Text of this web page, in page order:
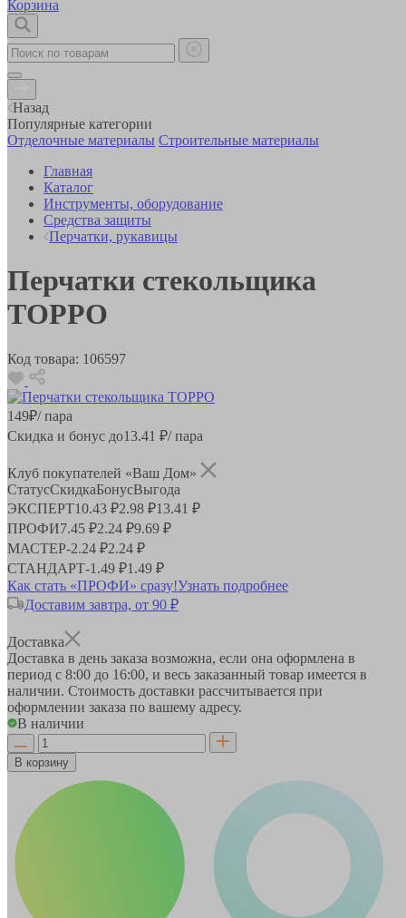
Корзина
Назад
Популярные категории
Отделочные материалы Строительные материалы
Главная
Каталог
Инструменты, оборудование
Средства защиты
Перчатки, рукавицы
Перчатки стекольщика
ТОРРО
Код товара: 106597
149₽/ пара
Скидка и бонус до13.41 ₽/ пара
Клуб покупателей «Ваш Дом»
СтатусСкидкаБонусВыгода
ЭКСПЕРТ10.43 ₽2.98 ₽13.41 ₽
ПРОФИ7.45 ₽2.24 ₽9.69 ₽
МАСТЕР-2.24 ₽2.24 ₽
СТАНДАРТ-1.49 ₽1.49 ₽
Как стать «ПРОФИ» сразу!Узнать подробнее
Доставим завтра, от 90 ₽
Доставка
Доставка в день заказа возможна, если она оформлена в
период с 8:00 до 16:00, и весь заказанный товар имеется в
наличии. Стоимость доставки рассчитывается при
оформлении заказа по вашему адресу.
В наличии
В корзину